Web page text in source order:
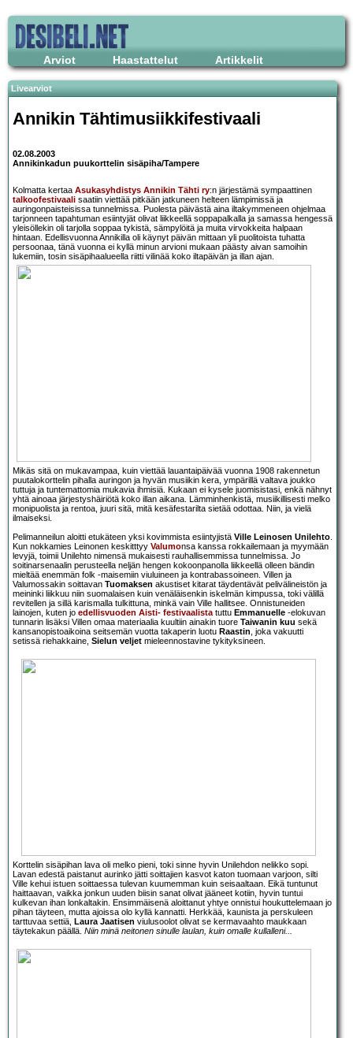
Arviot Haastattelut Artikkelit
Livearviot
Annikin Tähtimusiikkifestivaali
02.08.2003
Annikinkadun puukorttelin sisäpiha/Tampere
Kolmatta kertaa Asukasyhdistys Annikin Tähti ry:n järjestämä sympaattinen
talkoofestivaali saatiin viettää pitkään jatkuneen helteen lämpimissä ja
auringonpaisteisissa tunnelmissa. Puolesta päivästä aina iltakymmeneen ohjelmaa
tarjonneen tapahtuman esiintyjät olivat liikkeellä soppapalkalla ja samassa hengessä
yleisöllekin oli tarjolla soppaa tykistä, sämpylöitä ja muita virvokkeita halpaan
hintaan. Edellisvuonna Annikilla oli käynyt päivän mittaan yli puolitoista tuhatta
persoonaa, tänä vuonna ei kyllä minun arvioni mukaan päästy aivan samoihin
lukemiin, tosin sisäpihaalueella riitti vilinää koko iltapäivän ja illan ajan.
Mikäs sitä on mukavampaa, kuin viettää lauantaipäivää vuonna 1908 rakennetun
puutalokorttelin pihalla auringon ja hyvän musiikin kera, ympärillä valtava joukko
tuttuja ja tuntemattomia mukavia ihmisiä. Kukaan ei kysele juomisistasi, enkä nähnyt
yhtä ainoaa järjestyshäiriötä koko illan aikana. Lämminhenkistä, musiikillisesti melko
monipuolista ja rentoa, juuri sitä, mitä kesäfestarilta sietää odottaa. Niin, ja vielä
ilmaiseksi.
Pelimanneilun aloitti etukäteen yksi kovimmista esiintyjistä Ville Leinosen Unilehto.
Kun nokkamies Leinonen keskitttyy Valumonsa kanssa rokkailemaan ja myymään
levyjä, toimii Unilehto nimensä mukaisesti rauhallisemmissa tunnelmissa. Jo
soitinarsenaalin perusteella neljän hengen kokoonpanolla liikkeellä olleen bändin
mieltää enemmän folk -maisemiin viuluineen ja kontrabassoineen. Villen ja
Valumossakin soittavan Tuomaksen akustiset kitarat täydentävät pelivälineistön ja
meininki liikkuu niin suomalaisen kuin venäläisenkin iskelmän kimpussa, toki välillä
revitellen ja sillä karismalla tulkittuna, minkä vain Ville hallitsee. Onnistuneiden
lainojen, kuten jo edellisvuoden Aisti- festivaalistatuttu Emmanuelle -elokuvan
tunnarin lisäksi Villen omaa materiaalia kuultiin ainakin tuore Taiwanin kuu sekä
kansanopistoaikoina seitsemän vuotta takaperin luotu Raastin, joka vakuutti
setissä riehakkaine, Sielun veljet mieleennostavine tykityksineen.
Korttelin sisäpihan lava oli melko pieni, toki sinne hyvin Unilehdon nelikko sopi.
Lavan edestä paistanut aurinko jätti soittajien kasvot katon tuomaan varjoon, silti
Ville kehui istuen soittaessa tulevan kuumemman kuin seisaaltaan. Eikä tuntunut
haittaavan, vaikka jonkun uuden biisin sanat olivat jääneet kotiin, hyvin tuntui
kulkevan ihan lonkaltakin. Ensimmäisenä aloittanut yhtye onnistui houkuttelemaan jo
pihan täyteen, mutta ajoissa olo kyllä kannatti. Herkkää, kaunista ja perskuleen
tarttuvaa settiä, Laura Jaatisen viulusoolot olivat se kermavaahto maukkaan
täytekakun päällä. Niin minä neitonen sinulle laulan, kuin omalle kullalleni...